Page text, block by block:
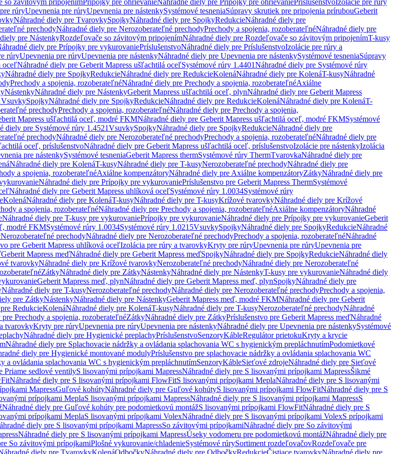
so závitovým pripojenímPrípojky pre ohrievanieNáhradné diely pre Prípojky pre ohrievaniePríslušenstvoIzolácie pre rúry
rúryUpevnenia pre rúryUpevnenia pre nástenkySystémové tesneniaSúpravy skrutiek pre pripojenia prírubouGeberit
Náhradné diely pre TvarovkySpojkyNáhradné diely pre SpojkyRedukcieNáhradné diely pre
prechodyNáhradné diely pre Nerozoberateľné prechodyPrechody a spojenia, rozoberateľnéNáhradné diely pre
pre NástenkyRozdeľovače so závitovým pripojenímNáhradné diely pre Rozdeľovače so závitovým pripojenímT-kusy
diely pre Prípojky pre vykurovaniePríslušenstvoNáhradné diely pre PríslušenstvoIzolácie pre rúry a
rúryUpevnenia pre rúryUpevnenia pre nástenkyNáhradné diely pre Upevnenia pre nástenkySystémové tesneniaSúpravy
oceľNáhradné diely pre Geberit Mapress ušľachtilá oceľSystémové rúry 1.4401Náhradné diely pre Systémové rúry
Náhradné diely pre SpojkyRedukcieNáhradné diely pre RedukcieKolenáNáhradné diely pre KolenáT-kusyNáhradné
Prechody a spojenia, rozoberateľnéNáhradné diely pre Prechody a spojenia, rozoberateľnéAxiálne
NástenkyNáhradné diely pre NástenkyGeberit Mapress ušľachtilá oceľ, plynNáhradné diely pre Geberit Mapress
VsuvkySpojkyNáhradné diely pre SpojkyRedukcieNáhradné diely pre RedukcieKolenáNáhradné diely pre KolenáT-
prechodyPrechody a spojenia, rozoberateľnéNáhradné diely pre Prechody a spojenia,
Mapress ušľachtilá oceľ, modré FKMNáhradné diely pre Geberit Mapress ušľachtilá oceľ, modré FKMSystémové
diely pre Systémové rúry 1.4521VsuvkySpojkyNáhradné diely pre SpojkyRedukcieNáhradné diely pre
prechodyNáhradné diely pre Nerozoberateľné prechodyPrechody a spojenia, rozoberateľnéNáhradné diely pre
oceľ, príslušenstvoNáhradné diely pre Geberit Mapress ušľachtilá oceľ, príslušenstvoIzolácie pre nástenkyIzolácia
pre nástenkySystémové tesneniaGeberit Mapress thermSystémové rúry ThermTvarovkaNáhradné diely pre
Náhradné diely pre KolenáT-kusyNáhradné diely pre T-kusyNerozoberateľné prechodyNáhradné diely pre
a spojenia, rozoberateľnéAxiálne kompenzátoryNáhradné diely pre Axiálne kompenzátoryZátkyNáhradné diely pre
Náhradné diely pre Prípojky pre vykurovaniePríslušenstvo pre Geberit Mapress ThermSystémové
Náhradné diely pre Geberit Mapress uhlíková oceľSystémové rúry 1.0034Systémové rúry
KolenáNáhradné diely pre KolenáT-kusyNáhradné diely pre T-kusyKrížové tvarovkyNáhradné diely pre Krížové
a spojenia, rozoberateľnéNáhradné diely pre Prechody a spojenia, rozoberateľnéAxiálne kompenzátoryNáhradné
Náhradné diely pre T-kusy pre vykurovaniePrípojky pre vykurovanieNáhradné diely pre Prípojky pre vykurovanieGeberit
modré FKMSystémové rúry 1.0034Systémové rúry 1.0215VsuvkySpojkyNáhradné diely pre SpojkyRedukcieNáhradné
Nerozoberateľné prechodyNáhradné diely pre Nerozoberateľné prechodyPrechody a spojenia, rozoberateľnéNáhradné
pre Geberit Mapress uhlíková oceľIzolácia pre rúry a tvarovkyKryty pre rúryUpevnenia pre rúryUpevnenia pre
Geberit Mapress meďNáhradné diely pre Geberit Mapress meďSpojkyNáhradné diely pre SpojkyRedukcieNáhradné diely
tvarovkyNáhradné diely pre Krížové tvarovkyNerozoberateľné prechodyNáhradné diely pre Nerozoberateľné
ZátkyNáhradné diely pre ZátkyNástenkyNáhradné diely pre NástenkyT-kusy pre vykurovanieNáhradné diely
Geberit Mapress meď, plynNáhradné diely pre Geberit Mapress meď, plynSpojkyNáhradné diely pre
Náhradné diely pre T-kusyNerozoberateľné prechodyNáhradné diely pre Nerozoberateľné prechodyPrechody a spojenia,
pre ZátkyNástenkyNáhradné diely pre NástenkyGeberit Mapress meď, modré FKMNáhradné diely pre Geberit
RedukcieKolenáNáhradné diely pre KolenáT-kusyNáhradné diely pre T-kusyNerozoberateľné prechodyNáhradné
Prechody a spojenia, rozoberateľnéZátkyNáhradné diely pre ZátkyPríslušenstvo pre Geberit Mapress meďNáhradné
tvarovkyKryty pre rúryUpevnenia pre rúryUpevnenia pre nástenkyNáhradné diely pre Upevnenia pre nástenkySystémové
Náhradné diely pre Hygienické preplachyPríslušenstvoSenzoryKábleRegulátor prietokuKryty a krycie
Náhradné diely pre Splachovacie nádržky a ovládania splachovania WC s hygienickým prepláchnutímPodomietkové
diely pre Hygienické montované modulyPríslušenstvo pre splachovacie nádržky a ovládania splachovania WC
a ovládania splachovania WC s hygienickým prepláchnutímSenzoryKábleSieťové zdrojeNáhradné diely pre Sieťové
Priame sedlové ventilyS lisovanými prípojkami MapressNáhradné diely pre S lisovanými prípojkami MapressŠikmé
Náhradné diely pre S lisovanými prípojkami FlowFitS lisovanými prípojkami MeplaNáhradné diely pre S lisovanými
MapressGuľové kohútyNáhradné diely pre Guľové kohútyS lisovanými prípojkami FlowFitNáhradné diely pre S
prípojkami MeplaS lisovanými prípojkami MapressNáhradné diely pre S lisovanými prípojkami MapressS
Náhradné diely pre Guľové kohúty pre podomietkovú montážS lisovanými prípojkami FlowFitNáhradné diely pre S
prípojkami MeplaS lisovanými prípojkami VolexNáhradné diely pre S lisovanými prípojkami VolexS prípojkami
diely pre S lisovanými prípojkami MapressSo závitovými prípojkamiNáhradné diely pre So závitovými
Náhradné diely pre S lisovanými prípojkami MapressÚseky vodomeru pre podomietkovú montážNáhradné diely pre
So závitovými prípojkamiPlošné vykurovanie/chladenieSystémové rúrySortiment rozdeľovačovRozdeľovače pre
diely pre TvarovkyKolenáOdbočkyNáhradné diely pre OdbočkyRedukcieČistiace tvarovkyNáhradné diely pre